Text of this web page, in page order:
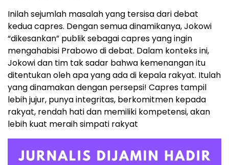
Inilah sejumlah masalah yang tersisa dari debat
kedua capres. Dengan semua dinamikanya, Jokowi
“dikesankan” publik sebagai capres yang ingin
mengahabisi Prabowo di debat. Dalam konteks ini,
Jokowi dan tim tak sadar bahwa kemenangan itu
ditentukan oleh apa yang ada di kepala rakyat. Itulah
yang dinamakan dengan persepsi! Capres tampil
lebih jujur, punya integritas, berkomitmen kepada
rakyat, rendah hati dan memiliki kompetensi, akan
lebih kuat meraih simpati rakyat